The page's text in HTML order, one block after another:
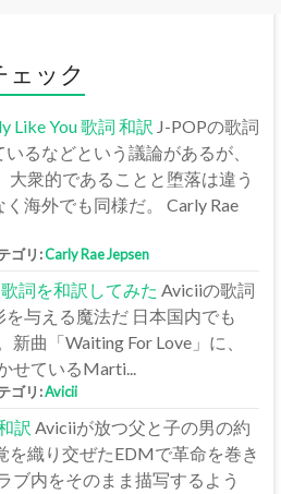
ェック
Like You 歌詞 和訳 J-POPの歌詞
るなどという議論があるが、
大衆的であることと堕落は違う
海外でも同様だ。 Carly Rae
ゴリ:Carly Rae Jepsen
詞を和訳してみた Aviciiの歌詞
与える魔法だ 日本国内でも
曲「Waiting For Love」に、
せているMarti...
ゴリ:Avicii
訳 Aviciiが放つ父と子の男の約
を織り交ぜたEDMで革命を巻き
ブ内をそのまま描写するよう